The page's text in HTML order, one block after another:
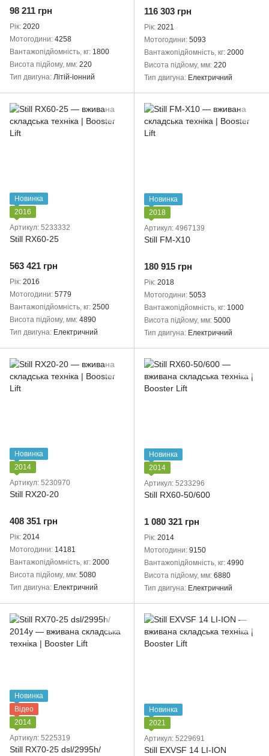
98 211 грн
Рік 2020
Мотогодини 4258
Вантажопідйомність, кг 1800
Висота підйому, мм 220
Тип двигуна Літій-іонний
116 303 грн
Рік 2021
Мотогодини 5093
Вантажопідйомність, кг 2000
Висота підйому, мм 220
Тип двигуна Електричний
Новинка
2016
Артикул: 5233332
Still RX60-25
563 421 грн
Рік 2016
Мотогодини 5779
Вантажопідйомність, кг 2500
Висота підйому, мм 4890
Тип двигуна Електричний
Новинка
2018
Артикул: 4967139
Still FM-X10
180 915 грн
Рік 2018
Мотогодини 5053
Вантажопідйомність, кг 1000
Висота підйому, мм 5000
Тип двигуна Електричний
Новинка
2014
Артикул: 5230970
Still RX20-20
408 351 грн
Рік 2014
Мотогодини 14181
Вантажопідйомність, кг 2000
Висота підйому, мм 5080
Тип двигуна Електричний
Новинка
2014
Артикул: 5233296
Still RX60-50/600
1 080 321 грн
Рік 2014
Мотогодини 9150
Вантажопідйомність, кг 4990
Висота підйому, мм 6880
Тип двигуна Електричний
Новинка
Відео
2014
Артикул: 5225319
Still RX70-25 dsl/2995h/
Новинка
2021
Артикул: 5229691
Still EXVSF 14 LI-ION